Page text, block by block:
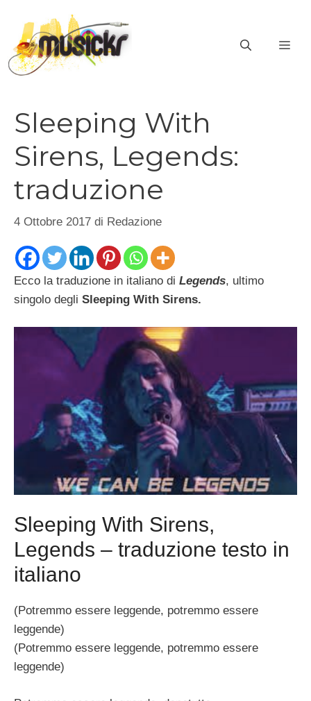
contenuto
Sleeping With
Sirens, Legends:
traduzione
4 Ottobre 2017 di Redazione
Ecco la traduzione in italiano di Legends, ultimo
singolo degli Sleeping With Sirens.
Sleeping With Sirens,
Legends – traduzione testo in
italiano
(Potremmo essere leggende, potremmo essere
leggende)
(Potremmo essere leggende, potremmo essere
leggende)